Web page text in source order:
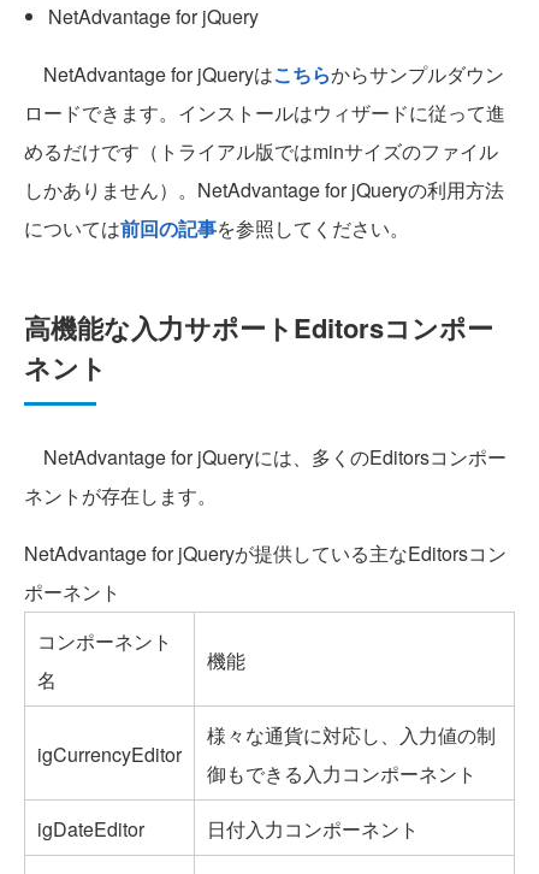
NetAdvantage for jQuery
NetAdvantage for jQueryはこちらからサンプルダウン
ロードできます。インストールはウィザードに従って進
めるだけです（トライアル版ではminサイズのファイル
しかありません）。NetAdvantage for jQueryの利用方法
については前回の記事を参照してください。
高機能な入力サポートEditorsコンポー
ネント
NetAdvantage for jQueryには、多くのEditorsコンポー
ネントが存在します。
NetAdvantage for jQueryが提供している主なEditorsコン
ポーネント
コンポーネント
名
機能
igCurrencyEditor
様々な通貨に対応し、入力値の制
御もできる入力コンポーネント
igDateEditor
日付入力コンポーネント